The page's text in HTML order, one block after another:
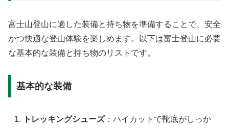
富士山登山に適した装備と持ち物を準備することで、安全
かつ快適な登山体験を楽しめます。以下は富士登山に必要
な基本的な装備と持ち物のリストです。
基本的な装備
トレッキングシューズ：ハイカットで靴底がしっか